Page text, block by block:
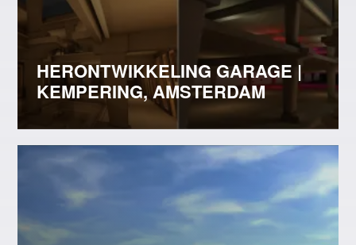
HERONTWIKKELING GARAGE |
KEMPERING, AMSTERDAM